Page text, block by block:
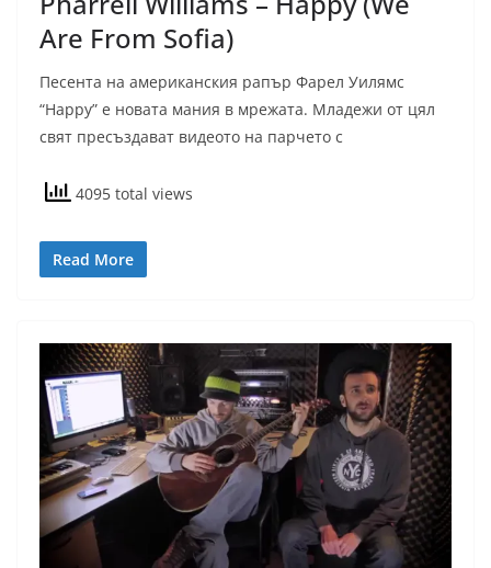
Are From Sofia)
Песента на американския рапър Фарел Уилямс
“Happy” е новата мания в мрежата. Младежи от цял
свят пресъздават видеото на парчето с
4095 total views
Read More